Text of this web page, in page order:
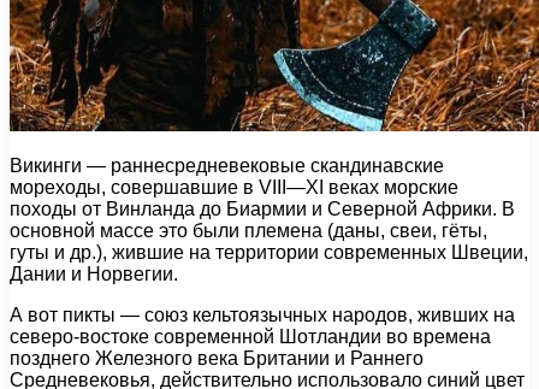
Викинги — раннесредневековые скандинавские
мореходы, совершавшие в VIII—XI веках морские
походы от Винланда до Биармии и Северной Африки. В
основной массе это были племена (даны, свеи, гёты,
гуты и др.), жившие на территории современных Швеции,
Дании и Норвегии.
А вот пикты — союз кельтоязычных народов, живших на
северо-востоке современной Шотландии во времена
позднего Железного века Британии и Раннего
Средневековья, действительно использовало синий цвет